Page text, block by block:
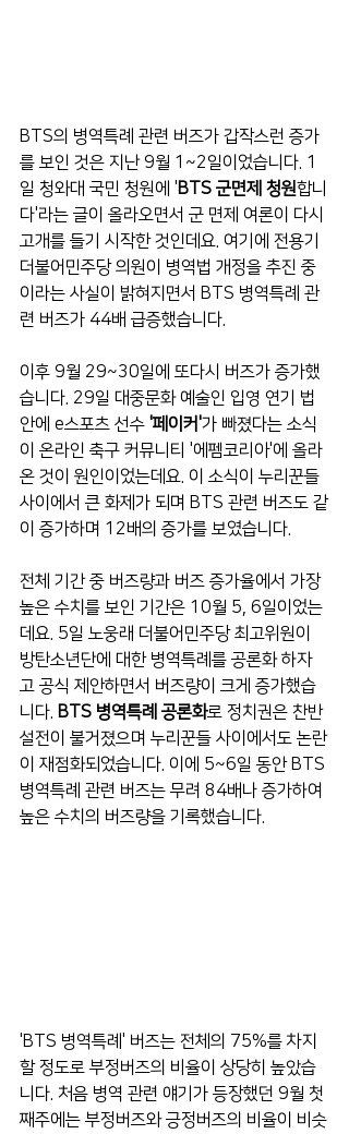
BTS의 병역특례 관련 버즈가 갑작스런 증가
를 보인 것은 지난 9월 1~2일이었습니다. 1
일 청와대 국민 청원에 'BTS 군면제 청원합니
다'라는 글이 올라오면서 군 면제 여론이 다시
고개를 들기 시작한 것인데요. 여기에 전용기
더불어민주당 의원이 병역법 개정을 추진 중
이라는 사실이 밝혀지면서 BTS 병역특례 관
련 버즈가 44배 급증했습니다.
이후 9월 29~30일에 또다시 버즈가 증가했
습니다. 29일 대중문화 예술인 입영 연기 법
안에 e스포츠 선수 '페이커'가 빠졌다는 소식
이 온라인 축구 커뮤니티 '에펨코리아'에 올라
온 것이 원인이었는데요. 이 소식이 누리꾼들
사이에서 큰 화제가 되며 BTS 관련 버즈도 같
이 증가하며 12배의 증가를 보였습니다.
전체 기간 중 버즈량과 버즈 증가율에서 가장
높은 수치를 보인 기간은 10월 5, 6일이었는
데요. 5일 노웅래 더불어민주당 최고위원이
방탄소년단에 대한 병역특례를 공론화 하자
고 공식 제안하면서 버즈량이 크게 증가했습
니다. BTS 병역특례 공론화로 정치권은 찬반
설전이 불거졌으며 누리꾼들 사이에서도 논란
이 재점화되었습니다. 이에 5~6일 동안 BTS
병역특례 관련 버즈는 무려 84배나 증가하여
높은 수치의 버즈량을 기록했습니다.
'BTS 병역특례' 버즈는 전체의 75%를 차지
할 정도로 부정버즈의 비율이 상당히 높았습
니다. 처음 병역 관련 얘기가 등장했던 9월 첫
째주에는 부정버즈와 긍정버즈의 비율이 비슷